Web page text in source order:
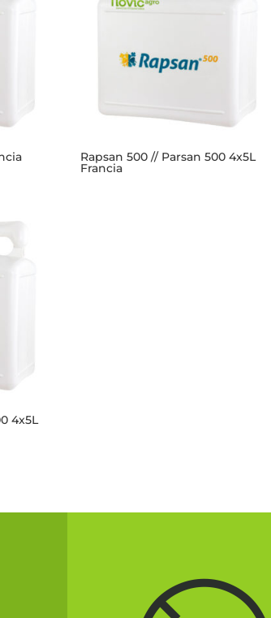
Rapsan 500 // Parsan 500 4x5L
Francia
4x5L